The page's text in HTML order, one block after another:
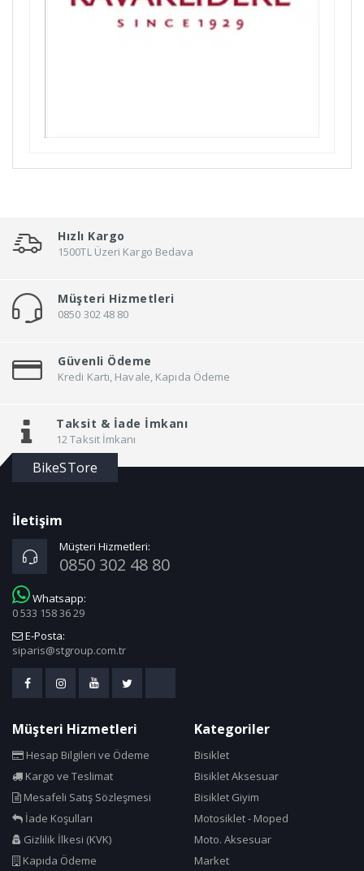
Brakco
Brooks
Broster
BSxc
Buzz Rack
BYTE
Canello
Carrera
Cateye
Claud Butler
Cn Spoke
Cold Patch
Compass
Corelli
Crops
Cst
Cube Bikes
Dahon
Deda
Hızlı Kargo
1500TL Üzeri Kargo Bedava
Müşteri Hizmetleri
0850 302 48 80
Güvenli Ödeme
Kredi Kartı, Havale, Kapıda Ödeme
Taksit & İade İmkanı
12 Taksit İmkanı
BikeSTore
İletişim
Müşteri Hizmetleri:
0850 302 48 80
Whatsapp:
0 533 158 36 29
E-Posta:
siparis@stgroup.com.tr
Müşteri Hizmetleri
Hesap Bilgileri ve Ödeme
Kargo ve Teslimat
Mesafeli Satış Sözleşmesi
İade Koşulları
Gizlilik İlkesi (KVK)
Kapıda Ödeme
Kategoriler
Bisiklet
Bisiklet Aksesuar
Bisiklet Giyim
Motosiklet - Moped
Moto. Aksesuar
Market